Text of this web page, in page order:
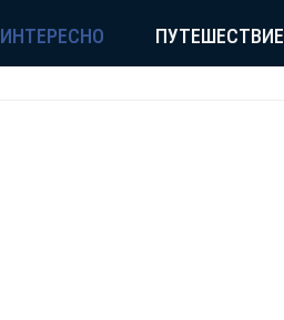
ИНТЕРЕСНО ПУТЕШЕСТВИЕ